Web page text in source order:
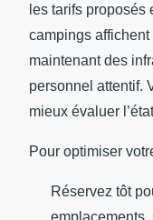
les tarifs
campings
maintenant des
personnel attentif.
mieux évaluer
Pour optimiser
Réservez tôt
emplacements,